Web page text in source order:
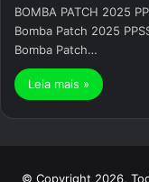
BOMBA PATCH 2025
Bomba Patch 2025
Bomba Patch…
Leia mais »
© Copyright 2026,